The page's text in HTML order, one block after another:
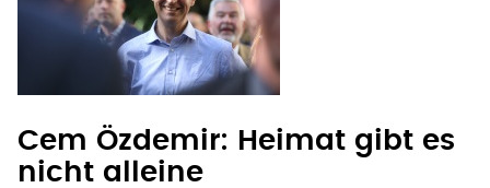
Cem Özdemir: Heimat gibt es
nicht alleine